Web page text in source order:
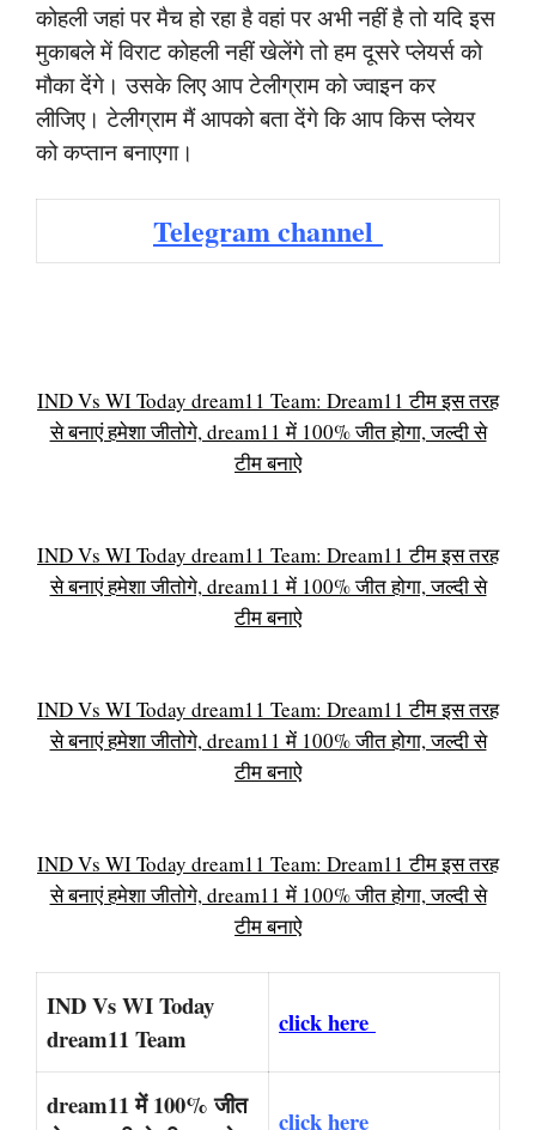
कोहली जहां पर मैच हो रहा है वहां पर अभी नहीं है तो यदि इस
मुकाबले में विराट कोहली नहीं खेलेंगे तो हम दूसरे प्लेयर्स को
मौका देंगे। उसके लिए आप टेलीग्राम को ज्वाइन कर
लीजिए। टेलीग्राम मैं आपको बता देंगे कि आप किस प्लेयर
को कप्तान बनाएगा।
Telegram channel
IND Vs WI Today dream11 Team: Dream11 टीम इस तरह
से बनाएं हमेशा जीतोगे, dream11 में 100% जीत होगा, जल्दी से
टीम बनाऐ
IND Vs WI Today dream11 Team: Dream11 टीम इस तरह
से बनाएं हमेशा जीतोगे, dream11 में 100% जीत होगा, जल्दी से
टीम बनाऐ
IND Vs WI Today dream11 Team: Dream11 टीम इस तरह
से बनाएं हमेशा जीतोगे, dream11 में 100% जीत होगा, जल्दी से
टीम बनाऐ
IND Vs WI Today dream11 Team: Dream11 टीम इस तरह
से बनाएं हमेशा जीतोगे, dream11 में 100% जीत होगा, जल्दी से
टीम बनाऐ
IND Vs WI Today
dream11 Team
click here
dream11 में 100% जीत
click here